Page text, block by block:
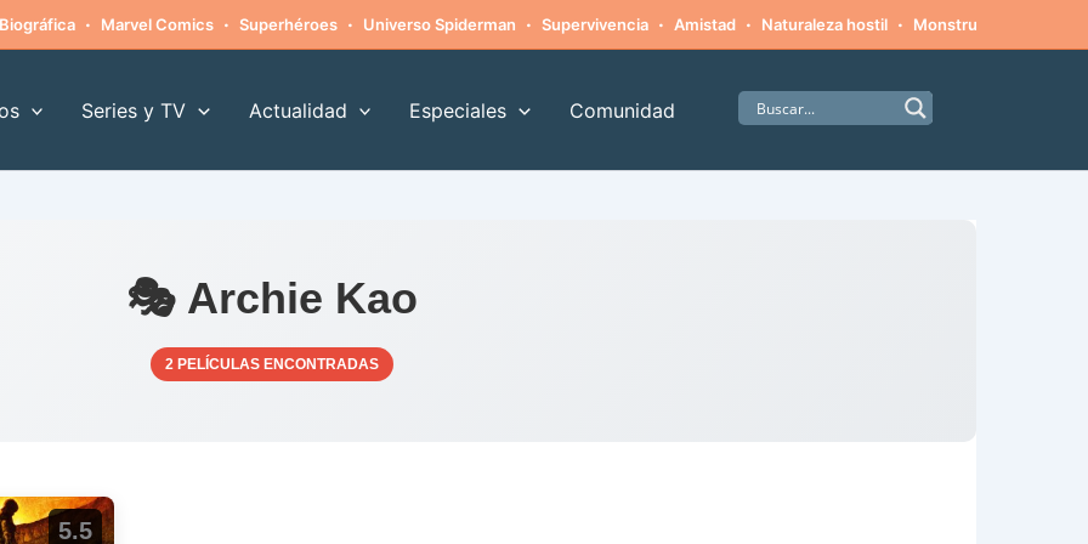
Biográfica · Marvel Comics · Superhéroes · Universo Spiderman · Supervivencia · Amistad · Naturaleza hostil · Monstruos
Series y TV Actualidad Especiales Comunidad
🎭 Archie Kao
2 PELÍCULAS ENCONTRADAS
5.5